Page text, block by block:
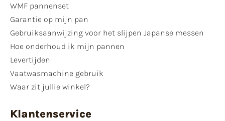
WMF pannenset
Garantie op mijn pan
Gebruiksaanwijzing voor het slijpen Japanse messen
Hoe onderhoud ik mijn pannen
Levertijden
Vaatwasmachine gebruik
Waar zit jullie winkel?
Klantenservice